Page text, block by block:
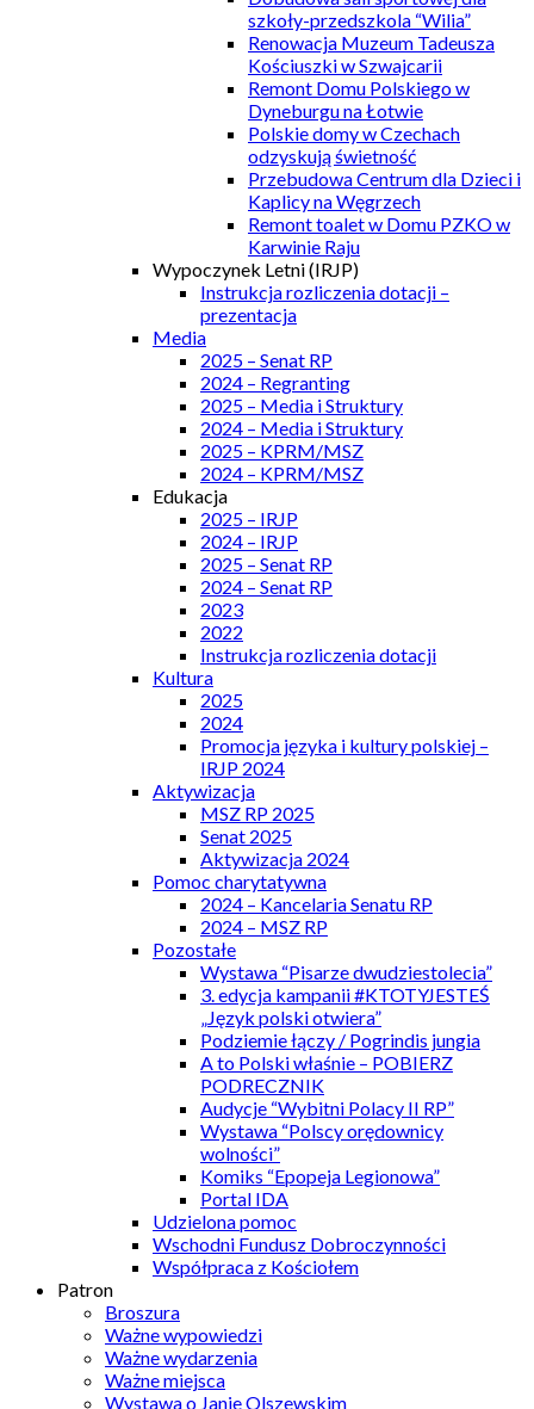
szkoły-przedszkola “Wilia”
Renowacja Muzeum Tadeusza
Kościuszki w Szwajcarii
Remont Domu Polskiego w
Dyneburgu na Łotwie
Polskie domy w Czechach
odzyskują świetność
Przebudowa Centrum dla Dzieci i
Kaplicy na Węgrzech
Remont toalet w Domu PZKO w
Karwinie Raju
Wypoczynek Letni (IRJP)
Instrukcja rozliczenia dotacji –
prezentacja
Media
2025 – Senat RP
2024 – Regranting
2025 – Media i Struktury
2024 – Media i Struktury
2025 – KPRM/MSZ
2024 – KPRM/MSZ
Edukacja
2025 – IRJP
2024 – IRJP
2025 – Senat RP
2024 – Senat RP
2023
2022
Instrukcja rozliczenia dotacji
Kultura
2025
2024
Promocja języka i kultury polskiej –
IRJP 2024
Aktywizacja
MSZ RP 2025
Senat 2025
Aktywizacja 2024
Pomoc charytatywna
2024 – Kancelaria Senatu RP
2024 – MSZ RP
Pozostałe
Wystawa “Pisarze dwudziestolecia”
3. edycja kampanii #KTOTYJESTEŚ
„Język polski otwiera”
Podziemie łączy / Pogrindis jungia
A to Polski właśnie – POBIERZ
PODRECZNIK
Audycje “Wybitni Polacy II RP”
Wystawa “Polscy orędownicy
wolności”
Komiks “Epopeja Legionowa”
Portal IDA
Udzielona pomoc
Wschodni Fundusz Dobroczynności
Współpraca z Kościołem
Patron
Broszura
Ważne wypowiedzi
Ważne wydarzenia
Ważne miejsca
Wystawa o Janie Olszewskim